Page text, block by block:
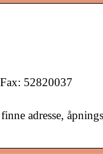
52820037
adresse,